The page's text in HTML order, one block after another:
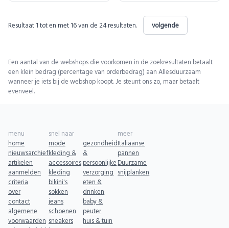
Resultaat 1tot en met 16van de 24resultaten. volgende
Een aantal van de webshops die voorkomen in de zoekresultaten betaalt
een klein bedrag (percentage van orderbedrag) aan Allesduurzaam
wanneer je iets bij de webshop koopt. Je steunt ons zo, maar betaalt
evenveel.
menu
home
nieuwsarchief
artikelen
aanmelden
criteria
over
contact
algemene
voorwaarden
snel naar
mode
kleding &
accessoires
kleding
bikini's
sokken
jeans
schoenen
sneakers
gezondheid
&
persoonlijke
verzorging
eten &
drinken
baby &
peuter
huis & tuin
meer
Italiaanse
pannen
Duurzame
snijplanken